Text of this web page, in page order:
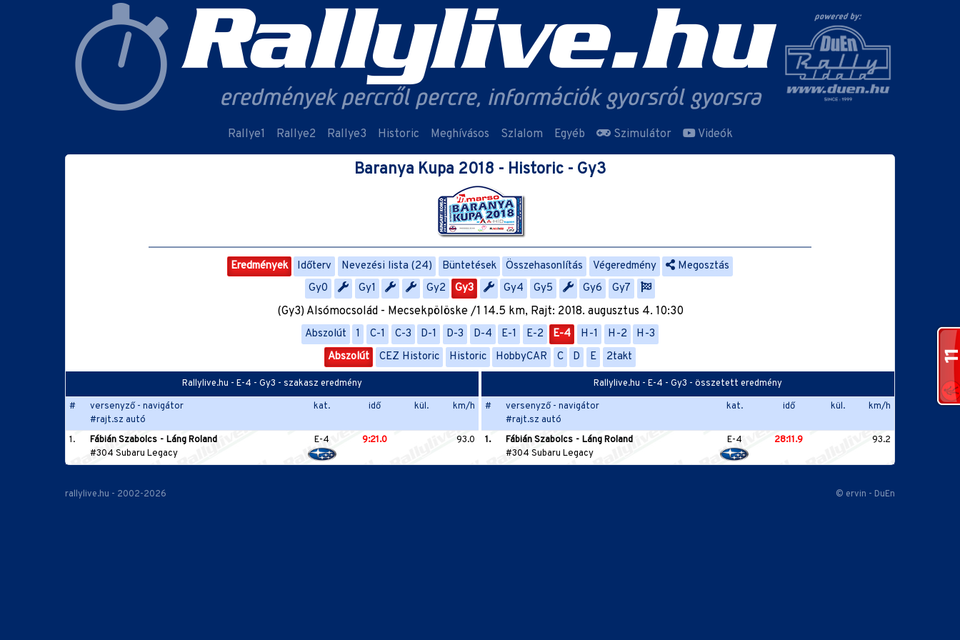
Rallye1 Rallye2 Rallye3 Historic Meghívásos Szlalom Egyéb Szimulátor Videók
Baranya Kupa 2018 - Historic - Gy3
Eredmények Időterv Nevezési lista (24) Büntetések Összehasonlítás Végeredmény
Megosztás
Gy0
Gy1 Gy2 Gy3 Gy4 Gy5 Gy6 Gy7
(Gy3) Alsómocsolád - Mecsekpölöske /1 14.5 km, Rajt: 2018. augusztus 4. 10:30
Abszolút 1 C-1 C-3 D-1 D-3 D-4 E-1 E-2 E-4 H-1 H-2
H-3
Abszolút
CEZ Historic Historic HobbyCAR C D E 2takt
Rallylive.hu - E-4 - Gy3 - szakasz eredmény
#
versenyző - navigátor
#rajt.sz autó
kat. idő kül. km/h
1. Fábián Szabolcs - Láng Roland
#304 Subaru Legacy
E-4 9:21.0 93.0
Rallylive.hu - E-4 - Gy3 - összetett eredmény
#
versenyző - navigátor
#rajt.sz autó
kat. idő kül. km/h
1. Fábián Szabolcs - Láng Roland
#304 Subaru Legacy
E-4 28:11.9 93.2
rallylive.hu - 2002-2026 © ervin - DuEn